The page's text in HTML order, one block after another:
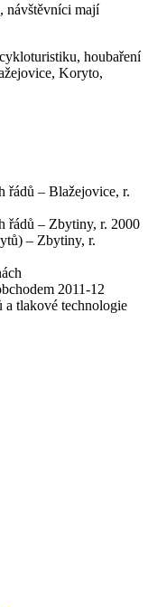
návštěvníci mají
houbaření
Koryto,
řádů – Blažejovice, r.
řádů – Zbytiny, r. 2000
– Zbytiny, r.
2011-12
tlakové technologie